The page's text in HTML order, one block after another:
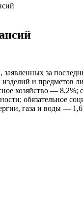
за
и предметов
хозяйство —
обязательное
газа и воды —